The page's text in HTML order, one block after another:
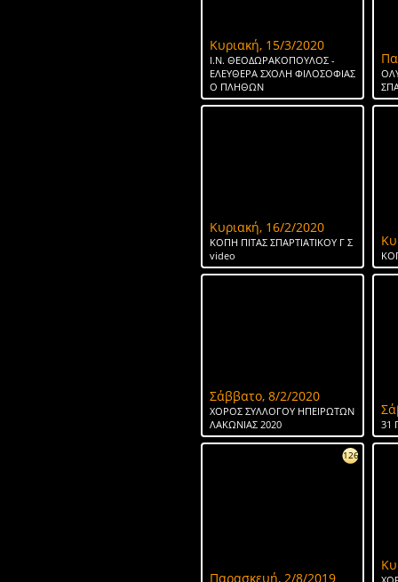
Κυριακή, 15/3/2020
Ι.Ν. ΘΕΟΔΩΡΑΚΟΠΟΥΛΟΣ -
ΕΛΕΥΘΕΡΑ ΣΧΟΛΗ ΦΙΛΟΣΟΦΙΑΣ
Ο ΠΛΗΘΩΝ
Κυριακή, 16/2/2020
ΚΟΠΗ ΠΙΤΑΣ ΣΠΑΡΤΙΑΤΙΚΟΥ Γ Σ
video
Σάββατο, 8/2/2020
ΧΟΡΟΣ ΣΥΛΛΟΓΟΥ ΗΠΕΙΡΩΤΩΝ
ΛΑΚΩΝΙΑΣ 2020
31
126
Παρασκευή, 2/8/2019